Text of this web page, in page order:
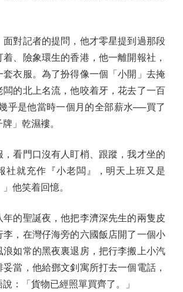
對記者的提問，他才零星提到過那段
着、險象環生的香港，他一離開報社，
套衣服。為了扮得像一個「小開」去掩
闆的北上名流，他咬着牙，花去了一百
乎是他當時一個月的全部薪水──買了
」乾濕褸。
門口沒有人盯梢、跟蹤，我才坐的
社就充作『小老闆』，明天上班又是
」他笑着回憶。
聖誕夜，他把李濟深先生的兩隻皮
李，在灣仔海旁的六國飯店開了一個小
浪如常的黑夜裏退房，把行李搬上小汽
當，他給鄧文釗寓所打去一個電話，
：「貨物已經照單買齊了。」